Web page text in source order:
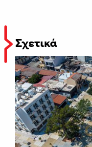
Σχετικά